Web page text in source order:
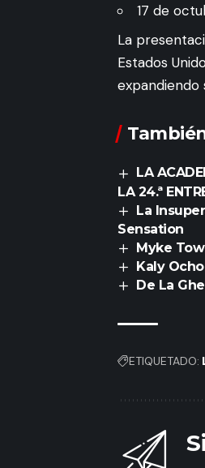
17 de
La
Estados
expandiendo
LA
LA 24.ª
La
Sensation
Myke
Kaly
De La
ETIQUETADO: